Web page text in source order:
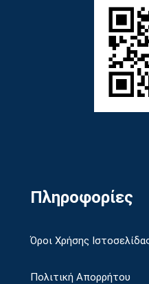
Πληροφορίες
Όροι Χρήσης
Πολιτική Απορρήτου